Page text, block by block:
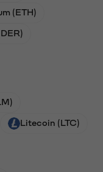
(ETH)
Litecoin (LTC)